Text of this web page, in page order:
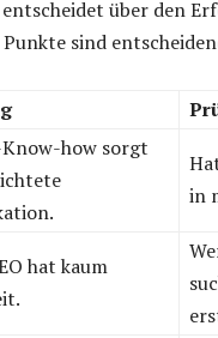
über den
sind
how sorgt
in
hat kaum